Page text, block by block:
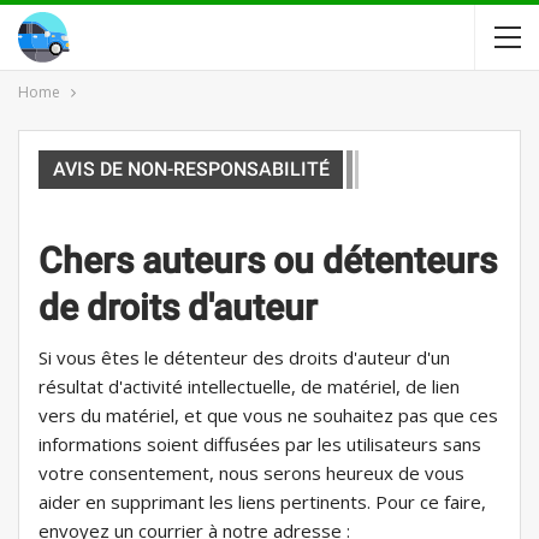
Home
AVIS DE NON-RESPONSABILITÉ
Chers auteurs ou détenteurs
de droits d'auteur
Si vous êtes le détenteur des droits d'auteur d'un
résultat d'activité intellectuelle, de matériel, de lien
vers du matériel, et que vous ne souhaitez pas que ces
informations soient diffusées par les utilisateurs sans
votre consentement, nous serons heureux de vous
aider en supprimant les liens pertinents. Pour ce faire,
envoyez un courrier à notre adresse :